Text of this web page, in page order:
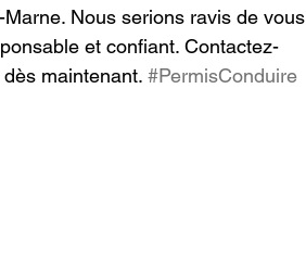
Nous serions ravis de vous
et confiant. Contactez-
maintenant. #PermisConduire